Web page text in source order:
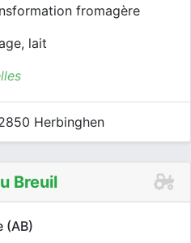
fromagère
lait
Herbinghen
Breuil
(AB)